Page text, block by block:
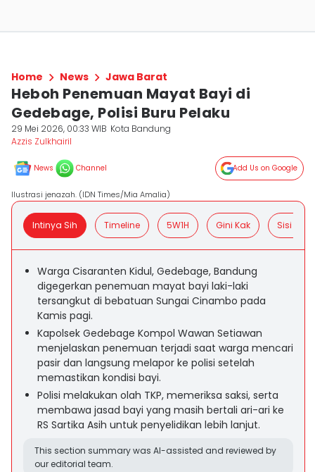
Home News Jawa Barat
Heboh Penemuan Mayat Bayi di
Gedebage, Polisi Buru Pelaku
29 Mei 2026, 00:33 WIB Kota Bandung
Azzis Zulkhairil
News Channel Add Us on Google
Ilustrasi jenazah. (IDN Times/Mia Amalia)
Intinya Sih Timeline 5W1H Gini Kak Sisi
Warga Cisaranten Kidul, Gedebage, Bandung
digegerkan penemuan mayat bayi laki-laki
tersangkut di bebatuan Sungai Cinambo pada
Kamis pagi.
Kapolsek Gedebage Kompol Wawan Setiawan
menjelaskan penemuan terjadi saat warga mencari
pasir dan langsung melapor ke polisi setelah
memastikan kondisi bayi.
Polisi melakukan olah TKP, memeriksa saksi, serta
membawa jasad bayi yang masih bertali ari-ari ke
RS Sartika Asih untuk penyelidikan lebih lanjut.
This section summary was AI-assisted and reviewed by
our editorial team.